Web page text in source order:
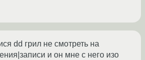
dd грил не смотреть на
и он мне с него изо